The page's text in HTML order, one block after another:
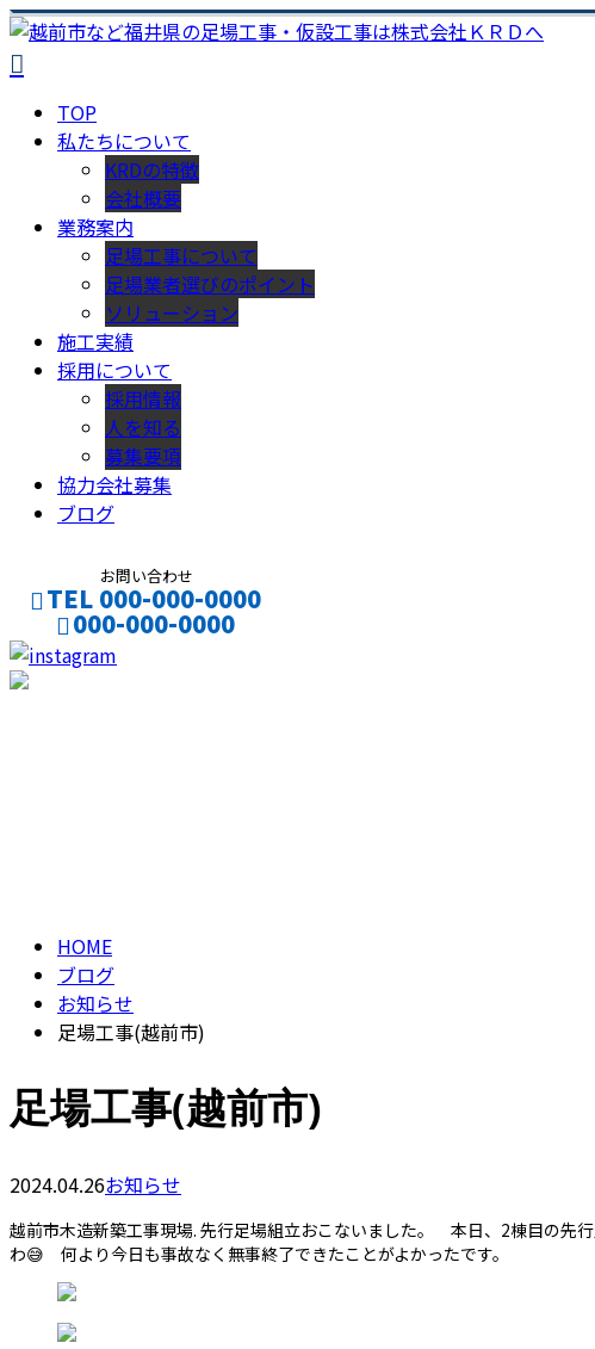
TOP
私たちについて
KRDの特徴
会社概要
業務案内
足場工事について
足場業者選びのポイント
ソリューション
施工実績
採用について
採用情報
人を知る
募集要項
協力会社募集
ブログ
お問い合わせ
TEL 000-000-0000
000-000-0000
HOME
ブログ
お知らせ
足場工事(越前市)
足場工事(越前市)
2024.04.26お知らせ
越前市木造新築工事現場. 先行足場組立おこないました。 本日、2棟目の先
わ😅 何より今日も事故なく無事終了できたことがよかったです。